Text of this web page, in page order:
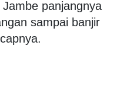
panjangnya
sampai banjir